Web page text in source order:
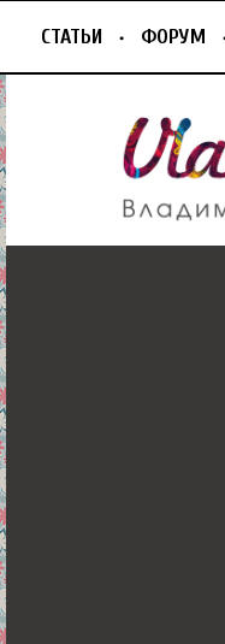
СТАТЬИ ФОРУМ